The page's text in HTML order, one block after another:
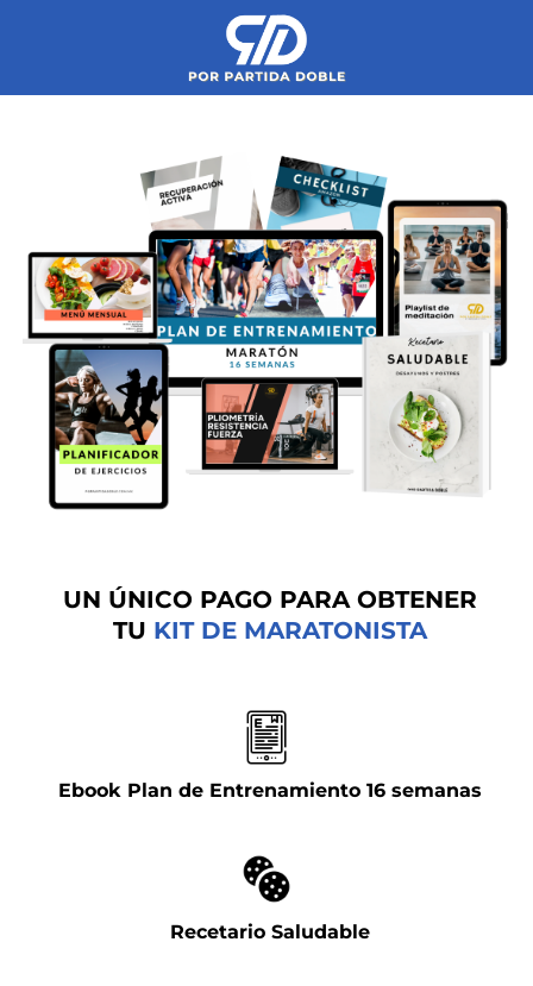
UN ÚNICO PAGO PARA OBTENER
TU KIT DE MARATONISTA
Ebook Plan de Entrenamiento 16 semanas
Recetario Saludable